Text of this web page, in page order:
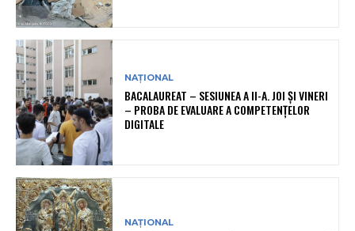
NAȚIONAL
BACALAUREAT – SESIUNEA A II-A. JOI ȘI VINERI
– PROBA DE EVALUARE A COMPETENȚELOR
DIGITALE
NAȚIONAL